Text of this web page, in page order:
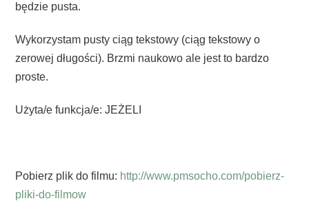
będzie pusta.
Wykorzystam pusty ciąg tekstowy (ciąg tekstowy o
zerowej długości). Brzmi naukowo ale jest to bardzo
proste.
Użyta/e funkcja/e: JEŻELI
Pobierz plik do filmu: http://www.pmsocho.com/pobierz-
pliki-do-filmow